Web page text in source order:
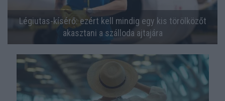
Légiutas-kísérő: ezért kell mindig egy kis törölközőt
akasztani a szálloda ajtajára